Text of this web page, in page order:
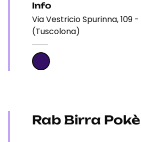
Info
Via Vestricio Spurinna, 109
(Tuscolona)
Rab Birra